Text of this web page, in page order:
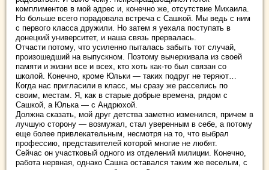
комплиментов в мой адрес и, конечно же, отсутствие Михаила.
Но больше всего порадовала встреча с Сашкой. Мы ведь с ним
с первого класса дружили. Но затем я уехала поступать в
донецкий университет, и наша связь прервалась.
Отчасти потому, что усиленно пыталась забыть тот случай,
произошедший на выпускном. Поэтому вычеркивала из своей
памяти и жизни все и всех, кто хоть как-то был связан со
школой. Конечно, кроме Юльки — таких подруг не теряют…
Когда нас пригласили в класс, мы сразу же расселись по
своим, местам. Я, как в старые добрые времена, рядом с
Сашкой, а Юлька — с Андрюхой.
Должна сказать, мой друг детства заметно изменился, причем в
лучшую сторону — возмужал, стал уверенным в себе, а потому
еще более привлекательным, несмотря на то, что выбрал
профессию, представителей которой многие не любят.
Сейчас он участковый одного из отделений милиции. Конечно,
работа нервная, однако Сашка оставался таким же веселым, с